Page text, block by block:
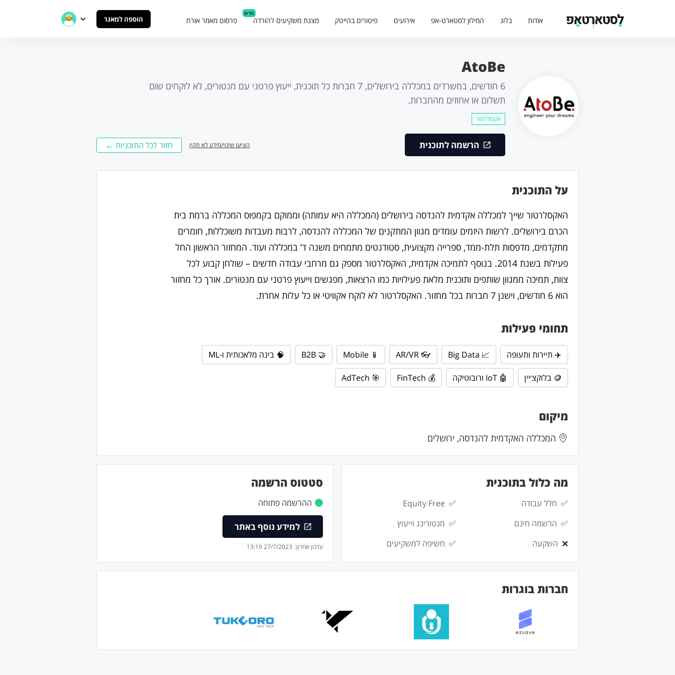
אודות בלוג המילון לסטארט-אפ אירועים פיטורים בהייטק מצגת משקיעים להורדה
חדש
פרסום מאמר אורח הוספה למאגר
AtoBe
6 חודשים, במשרדים במכללה בירושלים, 7 חברות כל תוכנית, ייעוץ פרטני עם מנטורים, לא לוקחים שום
תשלום או אחוזים מהחברות.
אקסלרטור
הרשמה לתוכנית הציעו שינוי/מידע לא תקין חזור לכל התוכניות ←
על התוכנית
האקסלרטור שייך למכללה אקדמית להנדסה בירושלים (המכללה היא עמותה) וממוקם בקמפוס המכללה ברמת בית
הכרם בירושלים. לרשות היזמים עומדים מגוון המתקנים של המכללה להנדסה, לרבות מעבדות משוכללות, חומרים
מתקדמים, מדפסות תלת-ממד, ספרייה מקצועית, סטודנטים מתמחים משנה ד’ במכללה ועוד. המחזור הראשון החל
פעילות בשנת 2014. בנוסף לתמיכה אקדמית, האקסלרטור מספק גם מרחבי עבודה חדשים – שולחן קבוע לכל
צוות, תמיכה ממגוון שותפים ותוכנית מלאת פעילויות כמו הרצאות, מפגשים וייעוץ פרטני עם מנטורים. אורך כל מחזור
הוא 6 חודשים, וישנן 7 חברות בכל מחזור. האקסלרטור לא לוקח אקוויטי או כל עלות אחרת.
תחומי פעילות
✈️ תיירות ותעופה 📈 Big Data
👓 AR/VR
📱 Mobile
🤝 B2B 🧠 בינה מלאכותית ו-ML
🪙 בלוקצ׳יין 🤖 IoT ורובוטיקה 💰 FinTech
🎯 AdTech
מיקום
המכללה האקדמית להנדסה, ירושלים
מה כלול בתוכנית
✅ חלל עבודה ✅
Equity Free
✅ הרשמה חינם ✅ מנטורינג וייעוץ
❌ השקעה ✅ חשיפה למשקיעים
סטטוס הרשמה
ההרשמה פתוחה
למידע נוסף באתר
עדכון אחרון: 27/7/2023 13:19
חברות בוגרות